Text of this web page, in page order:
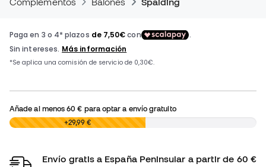
Añade al menos60 € para optar a envío gratuito
0,00 € +29,99 €
Envío gratis a España Peninsular a partir de 60 €